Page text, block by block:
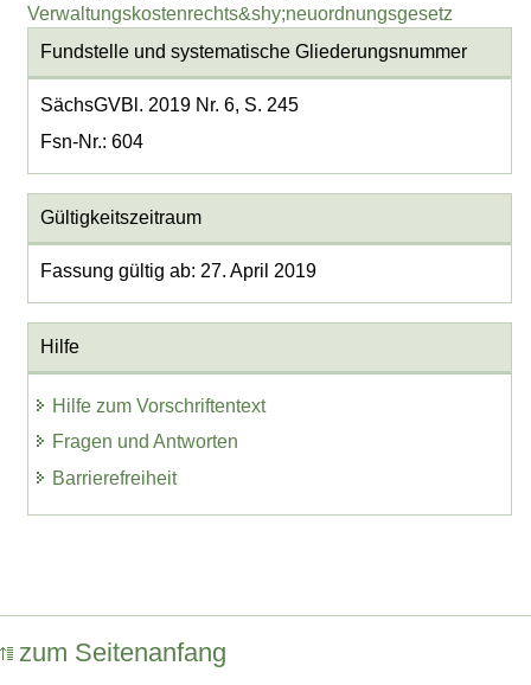
Verwaltungskostenrechts&shy;neuordnungsgesetz
Fundstelle und systematische Gliederungsnummer
SächsGVBl. 2019 Nr. 6, S. 245
Fsn-Nr.: 604
Gültigkeitszeitraum
Fassung gültig ab: 27. April 2019
Hilfe
Hilfe zum Vorschriftentext
Fragen und Antworten
Barrierefreiheit
zum Seitenanfang